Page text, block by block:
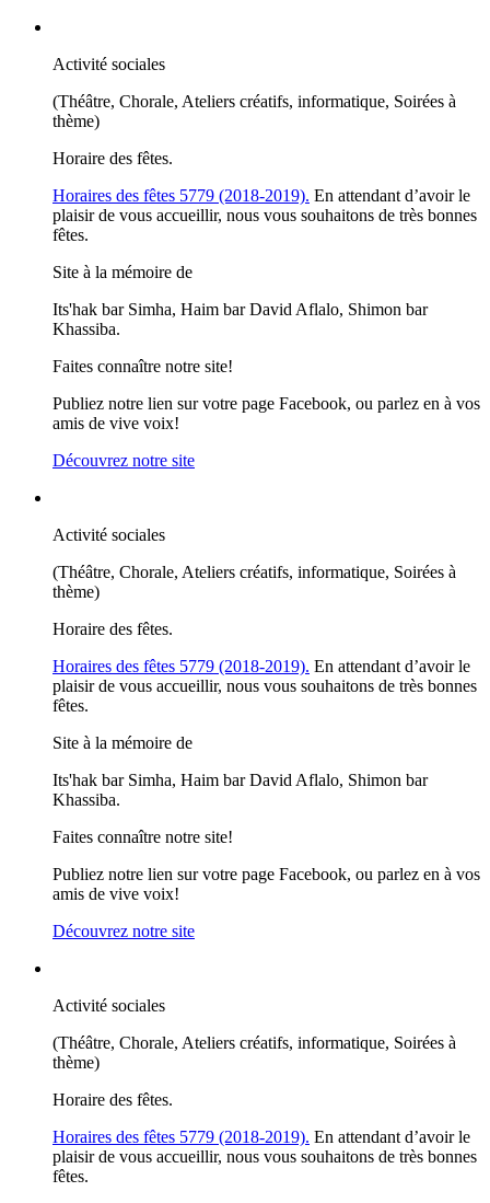
Activité sociales
(Théâtre, Chorale, Ateliers créatifs, informatique, Soirées à
thème)
Horaire des fêtes.
Horaires des fêtes 5779 (2018-2019). En attendant d’avoir le
plaisir de vous accueillir, nous vous souhaitons de très bonnes
fêtes.
Site à la mémoire de
Its'hak bar Simha, Haim bar David Aflalo, Shimon bar
Khassiba.
Faites connaître notre site!
Publiez notre lien sur votre page Facebook, ou parlez en à vos
amis de vive voix!
Découvrez notre site
Activité sociales
(Théâtre, Chorale, Ateliers créatifs, informatique, Soirées à
thème)
Horaire des fêtes.
Horaires des fêtes 5779 (2018-2019). En attendant d’avoir le
plaisir de vous accueillir, nous vous souhaitons de très bonnes
fêtes.
Site à la mémoire de
Its'hak bar Simha, Haim bar David Aflalo, Shimon bar
Khassiba.
Faites connaître notre site!
Publiez notre lien sur votre page Facebook, ou parlez en à vos
amis de vive voix!
Découvrez notre site
Activité sociales
(Théâtre, Chorale, Ateliers créatifs, informatique, Soirées à
thème)
Horaire des fêtes.
Horaires des fêtes 5779 (2018-2019). En attendant d’avoir le
plaisir de vous accueillir, nous vous souhaitons de très bonnes
fêtes.